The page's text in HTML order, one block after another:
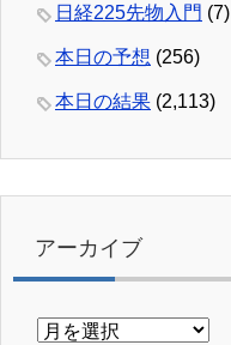
日経225先物入門 (7)
本日の予想 (256)
本日の結果 (2,113)
アーカイブ
ア